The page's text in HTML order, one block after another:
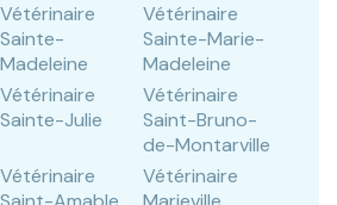
Vétérinaire
Sainte-
Madeleine
Vétérinaire
Sainte-Marie-
Madeleine
Vétérinaire
Sainte-Julie
Vétérinaire
Saint-Bruno-
de-Montarville
Vétérinaire
Vétérinaire